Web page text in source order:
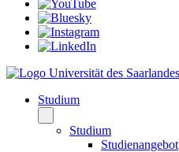
Studium
Studium
Studienangebot